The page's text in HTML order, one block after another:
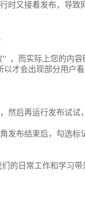
又接着发布，导致
”
，而实际上您的内
才会出现部分用户看
后再运行发布试试
发布结束后，勾选
的日常工作和学习带